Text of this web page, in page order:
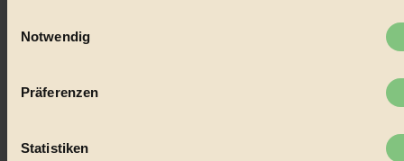
Informationen über Ihre geografische Lage erfassen,
welche bis auf einige Meter genau sein können
Merkmalen (Fingerprinting) identifizieren
Notwendig
Präferenzen
Statistiken